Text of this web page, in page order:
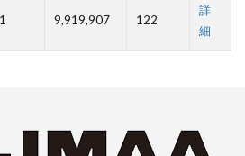
9,919,907 122
詳
細